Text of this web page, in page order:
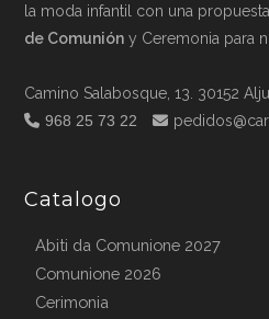
la moda infantil con una
de Comunión y Ceremonia para
Camino Salabosque, 13. 30152
968 25 73 22
Catalogo
Abiti da Comunione 2027
Comunione 2026
Cerimonia